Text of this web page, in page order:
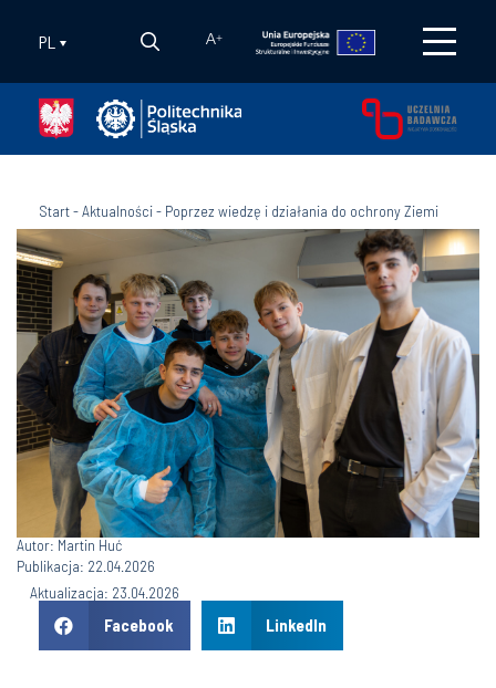
PL A+
Start-Aktualności- Poprzez wiedzę i działania do ochrony Ziemi
Autor: Martin Huć
Publikacja: 22.04.2026
Aktualizacja: 23.04.2026
Facebook LinkedIn